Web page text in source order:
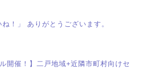
ね！」 ありがとうございます。
ル開催！】二戸地域+近隣市町村向けセ